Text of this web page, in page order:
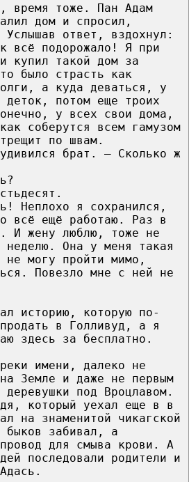
время тоже. Пан Адам
дом и спросил,
ответ, вздохнул:
всё подорожало! Я при
купил такой дом за
было страсть как
а куда деваться, у
деток, потом еще троих
у всех свои дома,
соберутся всем гамузом
по швам.
брат. – Сколько ж
Неплохо я сохранился,
всё ещё работаю. Раз в
И жену люблю, тоже не
Она у меня такая
могу пройти мимо,
Повезло мне с ней не
историю, которую по-
в Голливуд, а я
здесь за бесплатно.
имени, далеко не
Земле и даже не первым
под Вроцлавом.
который уехал еще в в
на знаменитой чикагской
быков забивал, а
для смыва крови. А
последовали родители и